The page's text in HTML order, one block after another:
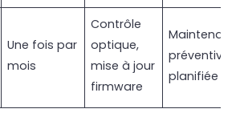
Une fois par
mois
Contrôle
optique,
mise à jour
firmware
préventive
planifiée